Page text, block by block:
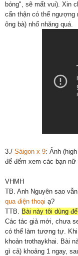
bóng", sẽ mất vui). Xin
cẩn thận có thể ngượng
ông bà) nhố nhăng quá.
3./ Sàigon x 9: Ảnh
để đếm xem các bạn
VHMH
TB. Anh Nguyên sao
qua điện thoại ạ?
TTB. Bài này tôi dùng
Các tác giả mới, chưa
có thể làm tương tự. Khi
khoản trothaykhai. Bài
gì cả) khoảng 1 ngay,